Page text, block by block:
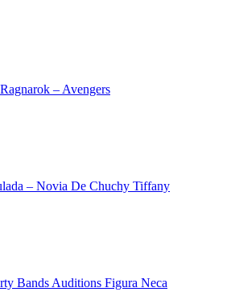
– Avengers
– Novia De Chuchy Tiffany
Bands Auditions Figura Neca